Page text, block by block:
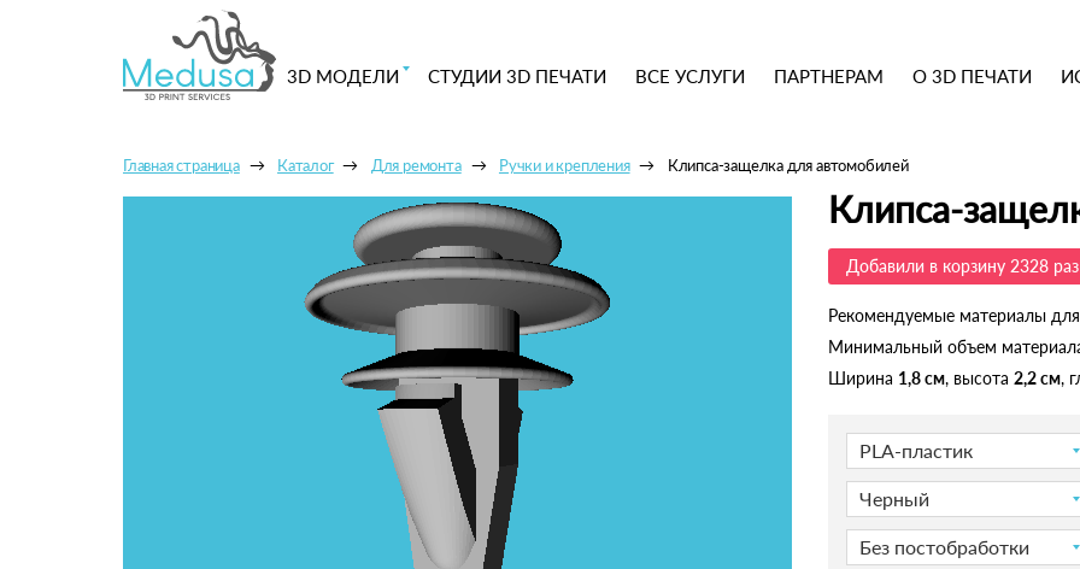
3D МОДЕЛИ СТУДИИ 3D ПЕЧАТИ ВСЕ УСЛУГИ ПАРТНЕРАМ О 3D ПЕЧАТИ
Главная страница Каталог Для ремонта Ручки и крепления Клипса-защелка для автомобилей
Клипса-
Добавили в корзину 2328 раз
Рекомендуемые материалы
Минимальный объем
Ширина 1,8 см, высота 2,2 см,
PLA-пластик
Черный
Без постобработки